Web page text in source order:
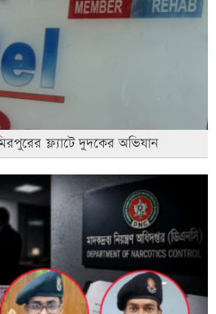
ফ্ল্যাটে দুদকের অভিযান